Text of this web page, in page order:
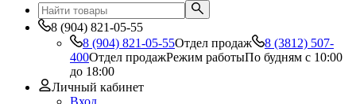
8 (904) 821-05-55
8 (904) 821-05-55Отдел продаж
8 (3812) 507-
400Отдел продажРежим работыПо будням с 10:00
до 18:00
Личный кабинет
Вход